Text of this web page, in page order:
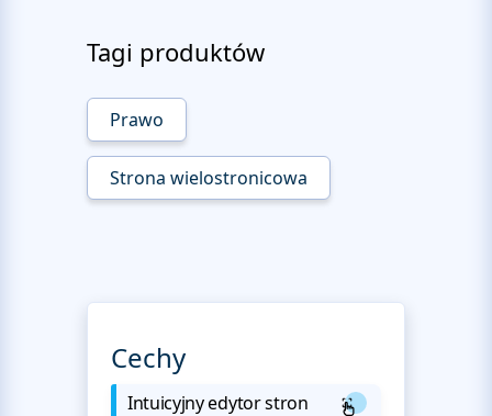
Tagi produktów
Prawo
Strona wielostronicowa
Cechy
Intuicyjny edytor stron